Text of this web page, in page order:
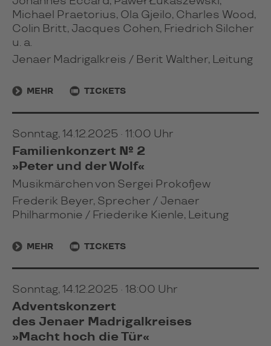
Michael Praetorius, Ola Gjeilo, Charles Wood,
Colin Britt, Jacques Cohen, Friedrich Silcher
u. a.
Jenaer Madrigalkreis / Berit Walther, Leitung
MEHR TICKETS
Sonntag, 14.12.2025 · 11:00 Uhr
Familienkonzert № 2
»Peter und der Wolf«
Musikmärchen von Sergei Prokofjew
Frederik Beyer, Sprecher / Jenaer
Philharmonie / Friederike Kienle, Leitung
MEHR TICKETS
Sonntag, 14.12.2025 · 18:00 Uhr
Adventskonzert
des Jenaer Madrigalkreises
»Macht hoch die Tür«